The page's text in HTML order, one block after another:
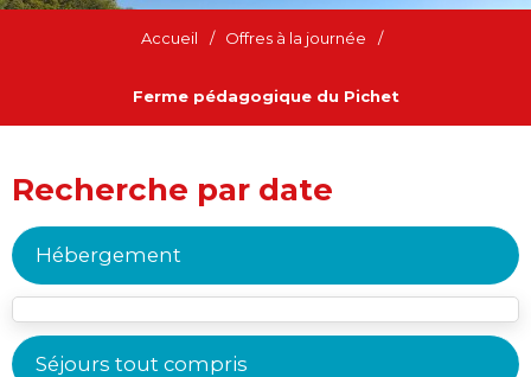
Accueil / Offres à la journée /
Ferme pédagogique du Pichet
Recherche par date
Hébergement
Séjours tout compris